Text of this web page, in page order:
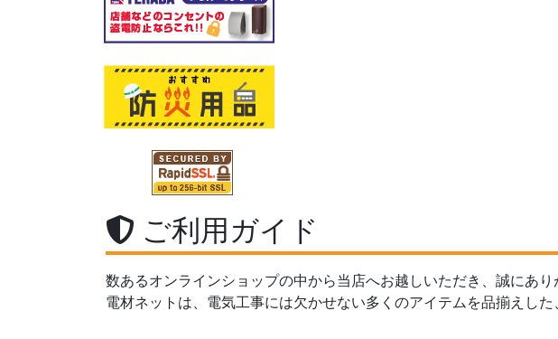
ご利用ガイド
数あるオンラインショップの中から当店へお越しいただき、誠にあり
電材ネットは、電気工事には欠かせない多くのアイテムを品揃えし